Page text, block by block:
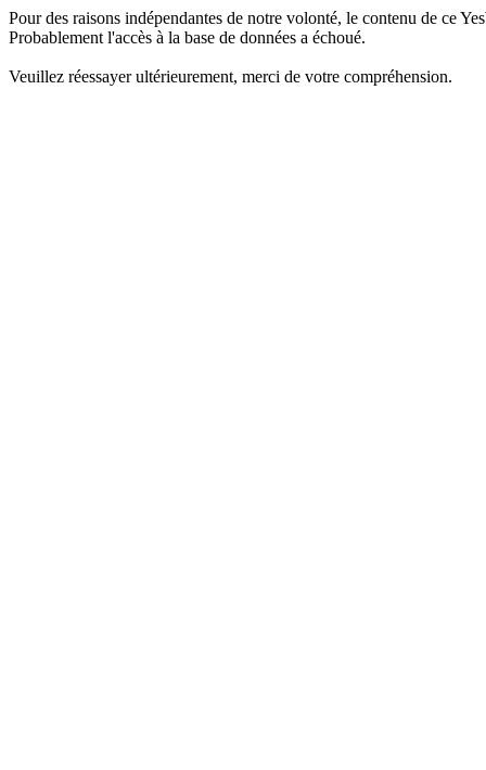
Pour des raisons indépendantes de notre volonté, le contenu de ce
Probablement l'accès à la base de données a échoué.
Veuillez réessayer ultérieurement, merci de votre compréhension.